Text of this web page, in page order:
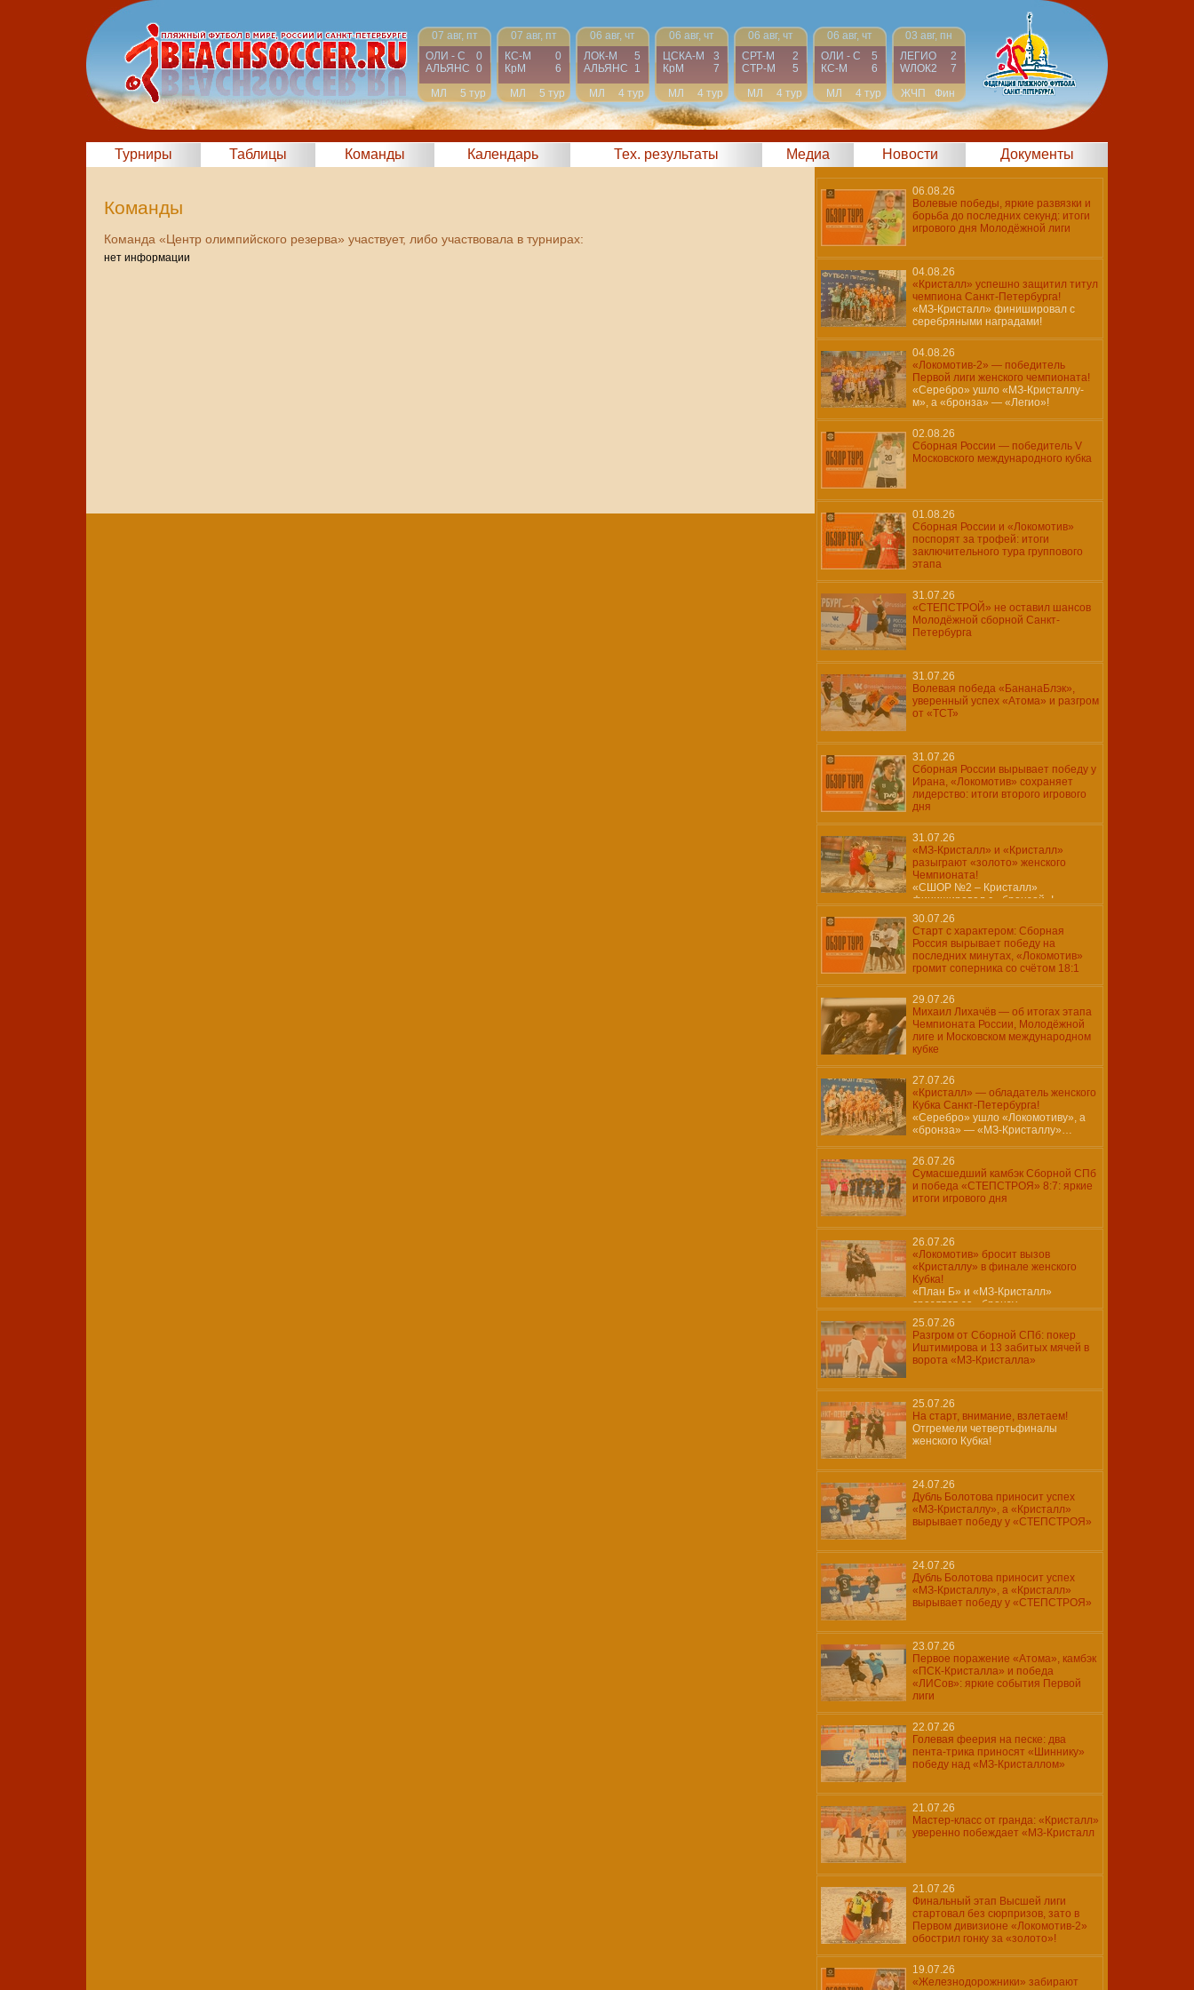
07 авг, пт
ОЛИ - С
0
АЛЬЯНС 0
МЛ
5 тур
07 авг, пт
КС-М
0
КрМ
6
МЛ
5 тур
06 авг, чт
ЛОК-М
5
АЛЬЯНС
1
МЛ
4 тур
06 авг, чт
ЦСКА-М
3
КрМ
7
МЛ
4 тур
06 авг, чт
СРТ-М
2
СТР-М
5
МЛ
4 тур
06 авг, чт
ОЛИ - С
5
КС-М
6
МЛ
4 тур
03 авг, пн
ЛЕГИО
2
WЛОК2
7
ЖЧП
Фин
Турниры Таблицы Команды Календарь Тех. результаты Медиа Новости Документы
Команды
Команда «Центр олимпийского резерва» участвует, либо участвовала в турнирах:
нет информации
06.08.26
Волевые победы, яркие развязки и
борьба до последних секунд: итоги
игрового дня Молодёжной лиги
04.08.26
«Кристалл» успешно защитил титул
чемпиона Санкт-Петербурга!
«МЗ-Кристалл» финишировал с
серебряными наградами!
04.08.26
«Локомотив-2» — победитель
Первой лиги женского чемпионата!
«Серебро» ушло «МЗ-Кристаллу-
м», а «бронза» — «Легио»!
02.08.26
Сборная России — победитель V
Московского международного кубка
01.08.26
Сборная России и «Локомотив»
поспорят за трофей: итоги
заключительного тура группового
этапа
31.07.26
«СТЕПСТРОЙ» не оставил шансов
Молодёжной сборной Санкт-
Петербурга
31.07.26
Волевая победа «БананаБлэк»,
уверенный успех «Атома» и разгром
от «ТСТ»
31.07.26
Сборная России вырывает победу у
Ирана, «Локомотив» сохраняет
лидерство: итоги второго игрового
дня
31.07.26
«МЗ-Кристалл» и «Кристалл»
разыграют «золото» женского
Чемпионата!
«СШОР №2 – Кристалл»
финишировал с «бронзой»!
30.07.26
Старт с характером: Сборная
Россия вырывает победу на
последних минутах, «Локомотив»
громит соперника со счётом 18:1
29.07.26
Михаил Лихачёв — об итогах этапа
Чемпионата России, Молодёжной
лиге и Московском международном
кубке
27.07.26
«Кристалл» — обладатель женского
Кубка Санкт-Петербурга!
«Серебро» ушло «Локомотиву», а
«бронза» — «МЗ-Кристаллу»…
26.07.26
Сумасшедший камбэк Сборной СПб
и победа «СТЕПСТРОЯ» 8:7: яркие
итоги игрового дня
26.07.26
«Локомотив» бросит вызов
«Кристаллу» в финале женского
Кубка!
«План Б» и «МЗ-Кристалл»
сразятся за «бронзу»…
25.07.26
Разгром от Сборной СПб: покер
Иштимирова и 13 забитых мячей в
ворота «МЗ-Кристалла»
25.07.26
На старт, внимание, взлетаем!
Отгремели четвертьфиналы
женского Кубка!
24.07.26
Дубль Болотова приносит успех
«МЗ-Кристаллу», а «Кристалл»
вырывает победу у «СТЕПСТРОЯ»
24.07.26
Дубль Болотова приносит успех
«МЗ-Кристаллу», а «Кристалл»
вырывает победу у «СТЕПСТРОЯ»
23.07.26
Первое поражение «Атома», камбэк
«ПСК-Кристалла» и победа
«ЛИСов»: яркие события Первой
лиги
22.07.26
Голевая феерия на песке: два
пента-трика приносят «Шиннику»
победу над «МЗ-Кристаллом»
21.07.26
Мастер-класс от гранда: «Кристалл»
уверенно побеждает «МЗ-Кристалл
21.07.26
Финальный этап Высшей лиги
стартовал без сюрпризов, зато в
Первом дивизионе «Локомотив-2»
обострил гонку за «золото»!
19.07.26
«Железнодорожники» забирают